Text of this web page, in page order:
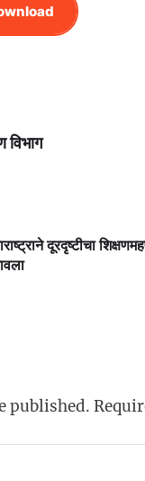
विभाग
दूरदृष्टीचा
published.